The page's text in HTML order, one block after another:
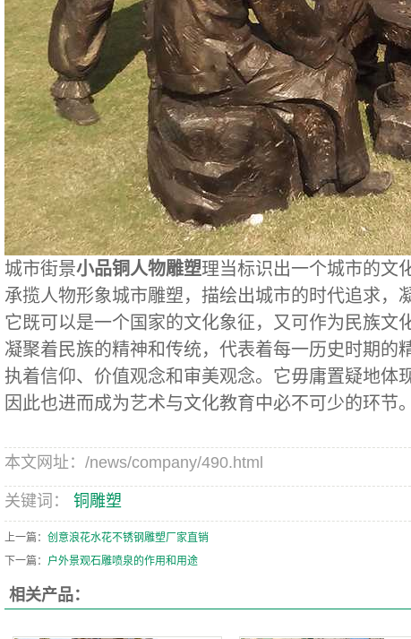
城市街景小品铜人物雕塑理当标识出一个城市的文
承揽人物形象城市雕塑，描绘出城市的时代追求，
它既可以是一个国家的文化象征，又可作为民族文
凝聚着民族的精神和传统，代表着每一历史时期的
执着信仰、价值观念和审美观念。它毋庸置疑地体
因此也进而成为艺术与文化教育中必不可少的环节。
本文网址：/news/company/490.html
关键词： 铜雕塑
上一篇： 创意浪花水花不锈钢雕塑厂家直销
下一篇： 户外景观石雕喷泉的作用和用途
相关产品：